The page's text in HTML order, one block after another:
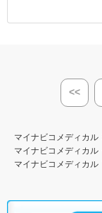
<<
マイナビコメディカル
マイナビコメディカル
マイナビコメディカル